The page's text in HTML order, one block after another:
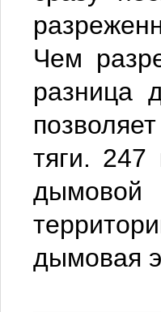
Чем
разница
тяги. 247
дымовая